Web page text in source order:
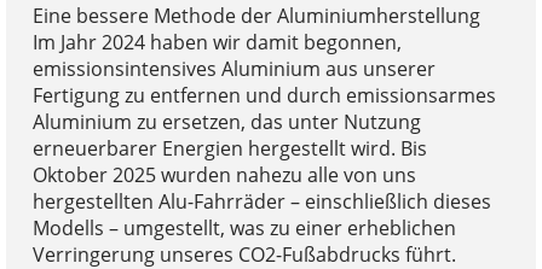
Eine bessere Methode der Aluminiumherstellung
Im Jahr 2024 haben wir damit begonnen,
emissionsintensives Aluminium aus unserer
Fertigung zu entfernen und durch emissionsarmes
Aluminium zu ersetzen, das unter Nutzung
erneuerbarer Energien hergestellt wird. Bis
Oktober 2025 wurden nahezu alle von uns
hergestellten Alu-Fahrräder – einschließlich dieses
Modells – umgestellt, was zu einer erheblichen
Verringerung unseres CO2-Fußabdrucks führt.